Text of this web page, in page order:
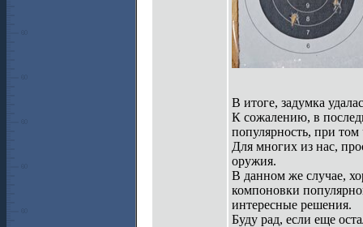
В итоге, задумка
К сожалению, в
популярность, при
Для многих из нас,
оружия.
В данном же случае,
компоновки
интересные решения.
Буду рад, если еще